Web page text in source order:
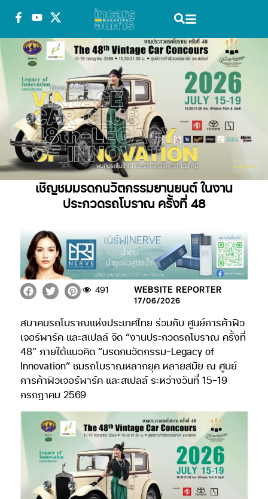
เชิญชมมรดกนวัตกรรมยานยนต์ ในงาน
ประกวดรถโบราณ ครั้งที่ 48
WEBSITE REPORTER
17/06/2026
491
สมาคมรถโบราณแห่งประเทศไทย ร่วมกับ ศูนย์การค้าฟิว
เจอร์พาร์ค และสเปลล์ จัด “งานประกวดรถโบราณ ครั้งที่
48” ภายใต้แนวคิด “มรดกนวัตกรรม-Legacy of
Innovation” ชมรถโบราณหลากยุค หลายสมัย ณ ศูนย์
การค้าฟิวเจอร์พาร์ค และสเปลล์ ระหว่างวันที่ 15-19
กรกฎาคม 2569